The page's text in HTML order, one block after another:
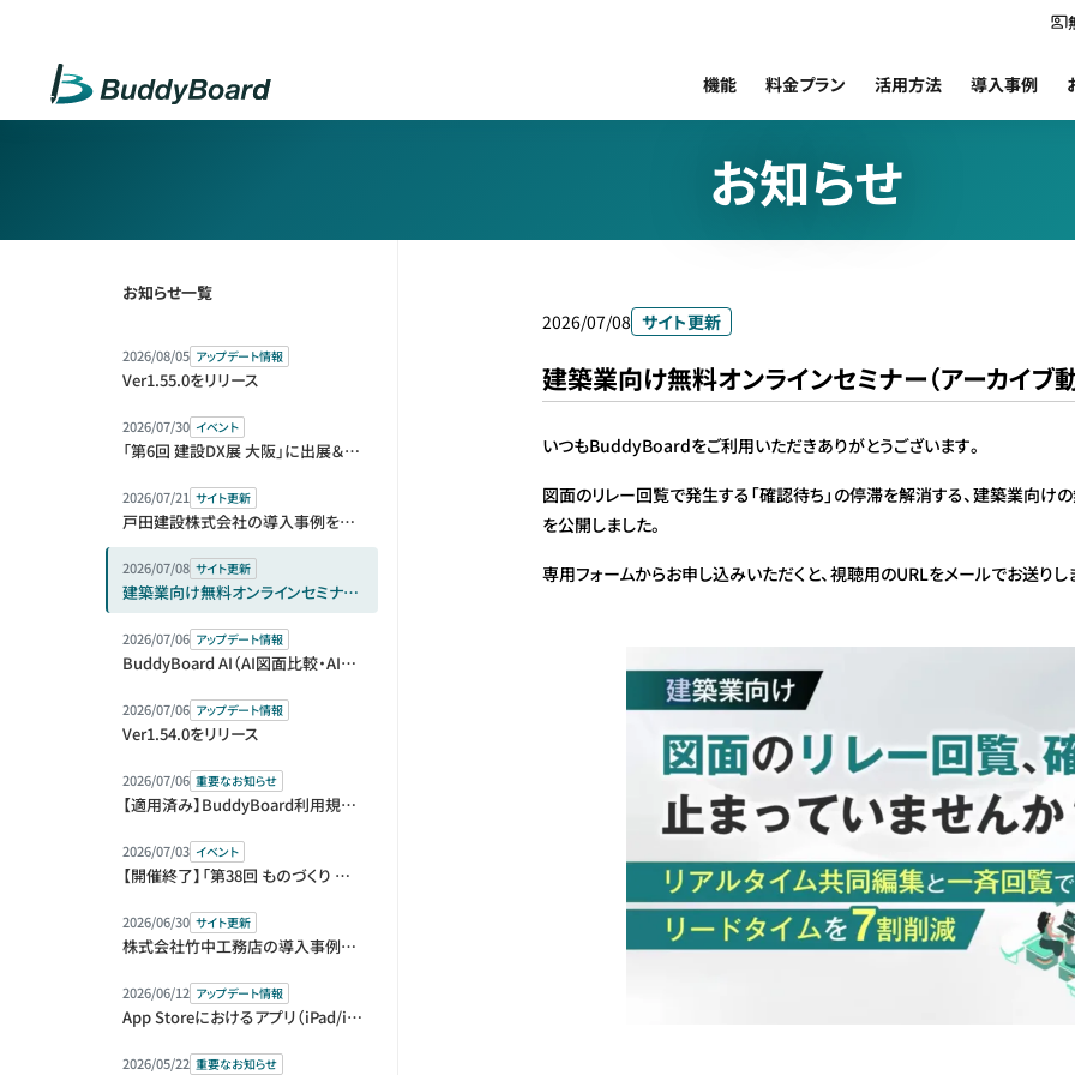
機能 料金プラン 活用方法 導入事例
お知らせ
お知らせ一覧
2026/08/05 アップデート情報
Ver1.55.0をリリース
2026/07/30 イベント
「第6回 建設DX展 大阪」に出展＆セミナー登壇します
2026/07/21 サイト更新
戸田建設株式会社の導入事例を公開しました
2026/07/08 サイト更新
建築業向け無料オンラインセミナー（アーカイブ動画）を公開しました
2026/07/06 アップデート情報
BuddyBoard AI（AI図面比較・AI指摘リスト）をベータ版として提供開始
2026/07/06 アップデート情報
Ver1.54.0をリリース
2026/07/06 重要なお知らせ
【適用済み】BuddyBoard利用規約等改定のお知らせ
2026/07/03 イベント
【開催終了】「第38回 ものづくり ワールド [東京]」内「第1回 建設DX展＋（プラス）」に出展＆セミナー登壇します
2026/06/30 サイト更新
株式会社竹中工務店の導入事例を公開しました
2026/06/12 アップデート情報
App Storeにおけるアプリ（iPad/iPhone）版の販売元変更に伴う再ログインのお願い
2026/05/22 重要なお知らせ
2026/07/08 サイト更新
建築業向け無料オンラインセミナー（アーカイブ
いつもBuddyBoardをご利用いただきありがとうございます。
図面のリレー回覧で発生する「確認待ち」の停滞を解消する、建築業向けの
を公開しました。
専用フォームからお申し込みいただくと、視聴用のURLをメールでお送りし